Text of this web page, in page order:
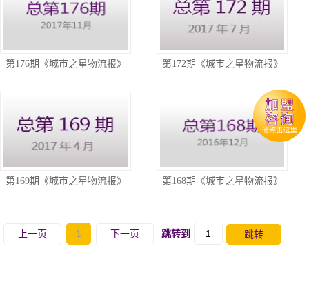
第176期《城市之星物流报》 第172期《城市之星物流报》
第169期《城市之星物流报》 第168期《城市之星物流报》
上一页 1 下一页 跳转到